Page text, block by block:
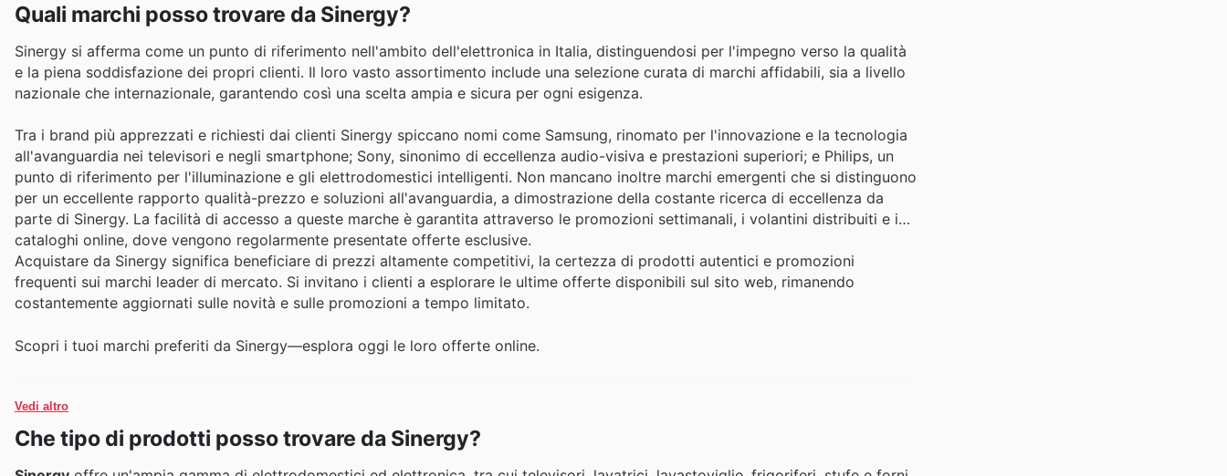
Quali marchi posso trovare da Sinergy?
Sinergy si afferma come un punto di riferimento nell'ambito dell'elettronica in Italia, distinguendosi per l'impegno verso la qualità
e la piena soddisfazione dei propri clienti. Il loro vasto assortimento include una selezione curata di marchi affidabili, sia a livello
nazionale che internazionale, garantendo così una scelta ampia e sicura per ogni esigenza.
Tra i brand più apprezzati e richiesti dai clienti Sinergy spiccano nomi come Samsung, rinomato per l'innovazione e la tecnologia
all'avanguardia nei televisori e negli smartphone; Sony, sinonimo di eccellenza audio-visiva e prestazioni superiori; e Philips, un
punto di riferimento per l'illuminazione e gli elettrodomestici intelligenti. Non mancano inoltre marchi emergenti che si distinguono
per un eccellente rapporto qualità-prezzo e soluzioni all'avanguardia, a dimostrazione della costante ricerca di eccellenza da
parte di Sinergy. La facilità di accesso a queste marche è garantita attraverso le promozioni settimanali, i volantini distribuiti e i
cataloghi online, dove vengono regolarmente presentate offerte esclusive.
Acquistare da Sinergy significa beneficiare di prezzi altamente competitivi, la certezza di prodotti autentici e promozioni
frequenti sui marchi leader di mercato. Si invitano i clienti a esplorare le ultime offerte disponibili sul sito web, rimanendo
costantemente aggiornati sulle novità e sulle promozioni a tempo limitato.
Scopri i tuoi marchi preferiti da Sinergy—esplora oggi le loro offerte online.
Vedi altro
Che tipo di prodotti posso trovare da Sinergy?